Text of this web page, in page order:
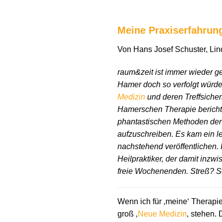
Meine
Von Hans Josef Schuster,
raum&zeit ist immer wieder
Hamer doch so verfolgt
Medizin und deren
Hamerschen Therapie
phantastischen Methoden
aufzuschreiben. Es kam ein
nachstehend
Heilpraktiker, der damit
freie Wochenenden. Streß?
Wenn ich für ‚meine‘
groß ‚Neue Medizin‚ stehen.